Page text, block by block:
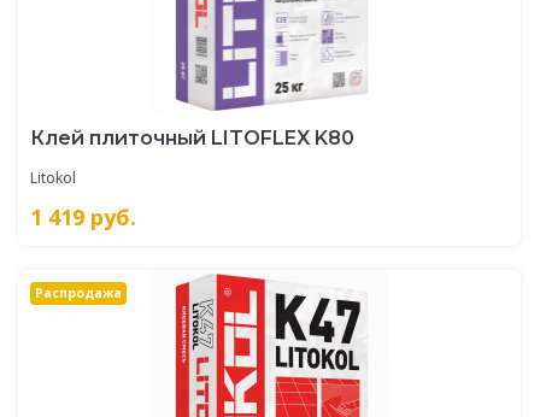
Клей плиточный LITOFLEX K80
Litokol
1 419 руб.
Распродажа